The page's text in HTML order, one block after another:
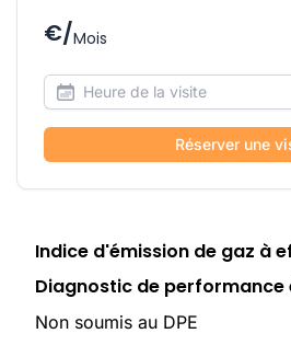
€/Mois
Réserver une
Indice d'émission de gaz à
Diagnostic de performance
Non soumis au DPE